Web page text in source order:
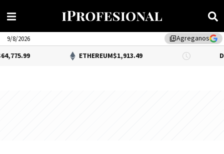
library_addAgreganos
9/8/2026
ETHEREUM$1,913.49 DÓLAR BNA